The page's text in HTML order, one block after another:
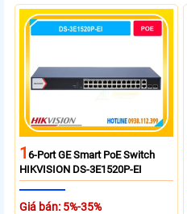
Gigabit và 2 cổng quang SFP mở
rộng linh hoạt. Hỗ trợ truyền PoE
xa tối đa lên đến 300 mét.
16-Port GE Smart PoE Switch
HIKVISION DS-3E1520P-EI
Giá bán: 5%-35%